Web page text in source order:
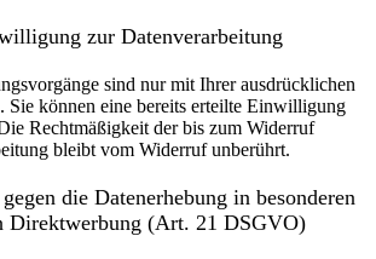
zur Datenverarbeitung
sind nur mit Ihrer ausdrücklichen
können eine bereits erteilte Einwilligung
Rechtmäßigkeit der bis zum Widerruf
bleibt vom Widerruf unberührt.
die Datenerhebung in besonderen
Direktwerbung (Art. 21 DSGVO)